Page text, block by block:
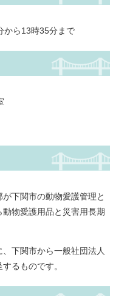
ら13時35分まで
下関市の動物愛護管理と
物愛護用品と災害用長期
下関市から一般社団法人
るものです。